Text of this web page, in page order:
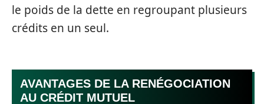
le poids de la dette en regroupant plusieurs
crédits en un seul.
AVANTAGES DE LA RENÉGOCIATION
AU CRÉDIT MUTUEL